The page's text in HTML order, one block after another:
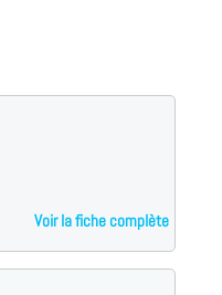
Voir la fiche complète